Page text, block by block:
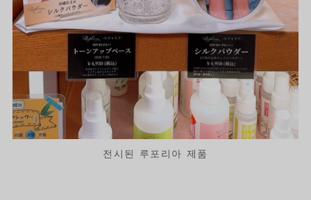
전시된 루포리아 제품